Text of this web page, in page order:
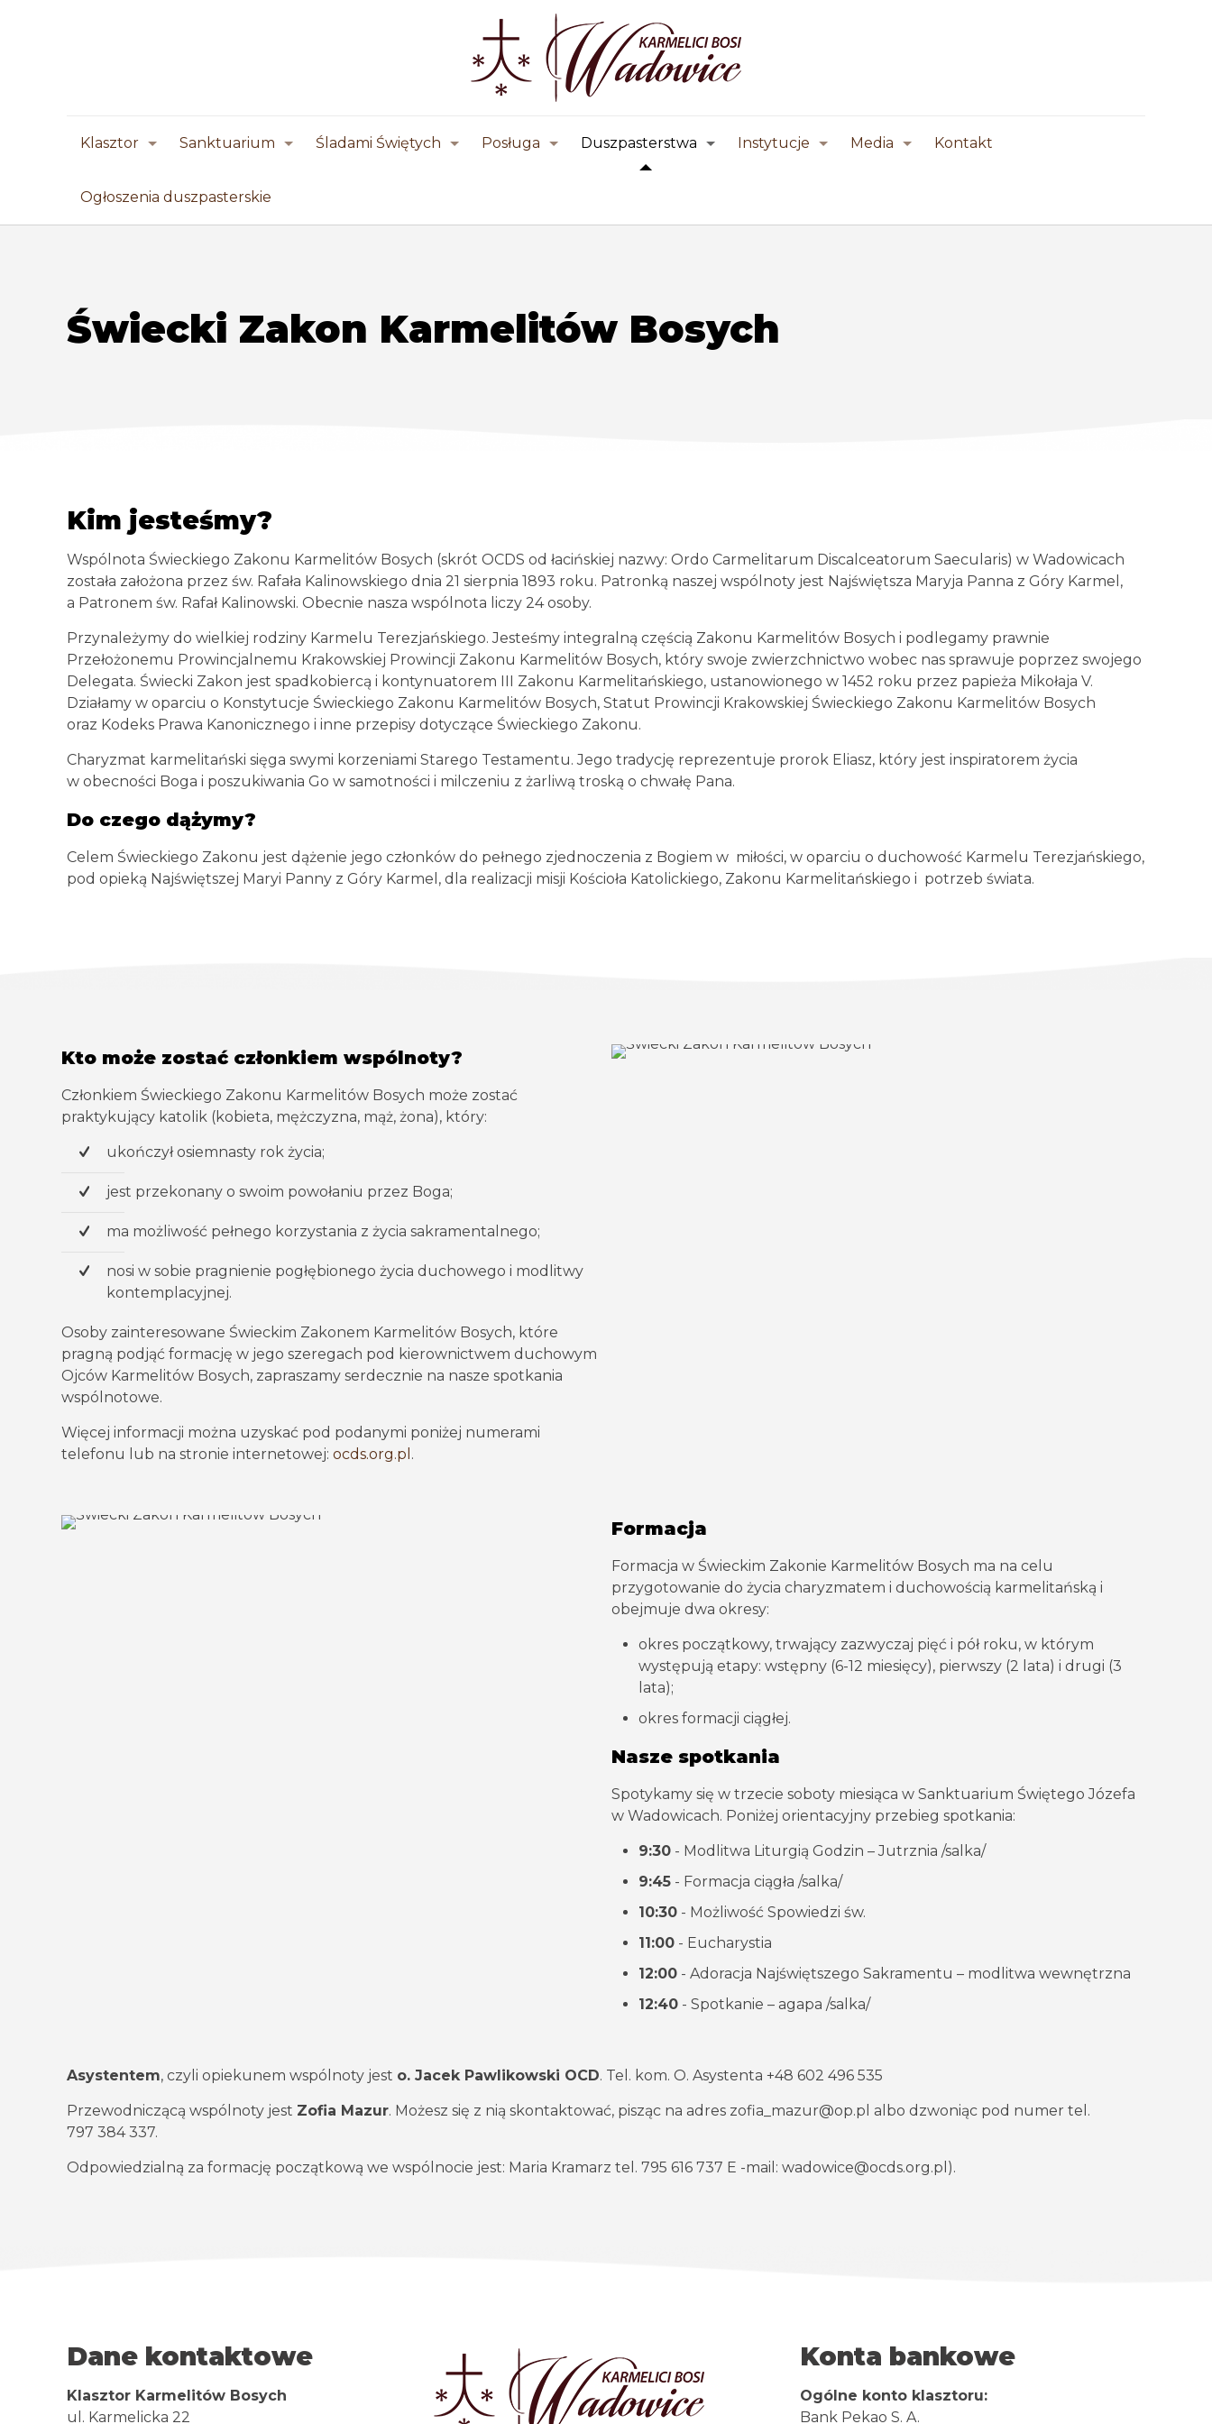
Klasztor Sanktuarium Śladami Świętych Posługa Duszpasterstwa Instytucje Media Kontakt
Ogłoszenia duszpasterskie
Świecki Zakon Karmelitów Bosych
Kim jesteśmy?
Wspólnota Świeckiego Zakonu Karmelitów Bosych (skrót OCDS od łacińskiej nazwy: Ordo Carmelitarum Discalceatorum Saecularis) w Wadowicach
została założona przez św. Rafała Kalinowskiego dnia 21 sierpnia 1893 roku. Patronką naszej wspólnoty jest Najświętsza Maryja Panna z Góry Karmel,
a Patronem św. Rafał Kalinowski. Obecnie nasza wspólnota liczy 24 osoby.
Przynależymy do wielkiej rodziny Karmelu Terezjańskiego. Jesteśmy integralną częścią Zakonu Karmelitów Bosych i podlegamy prawnie
Przełożonemu Prowincjalnemu Krakowskiej Prowincji Zakonu Karmelitów Bosych, który swoje zwierzchnictwo wobec nas sprawuje poprzez swojego
Delegata. Świecki Zakon jest spadkobiercą i kontynuatorem III Zakonu Karmelitańskiego, ustanowionego w 1452 roku przez papieża Mikołaja V.
Działamy w oparciu o Konstytucje Świeckiego Zakonu Karmelitów Bosych, Statut Prowincji Krakowskiej Świeckiego Zakonu Karmelitów Bosych
oraz Kodeks Prawa Kanonicznego i inne przepisy dotyczące Świeckiego Zakonu.
Charyzmat karmelitański sięga swymi korzeniami Starego Testamentu. Jego tradycję reprezentuje prorok Eliasz, który jest inspiratorem życia
w obecności Boga i poszukiwania Go w samotności i milczeniu z żarliwą troską o chwałę Pana.
Do czego dążymy?
Celem Świeckiego Zakonu jest dążenie jego członków do pełnego zjednoczenia z Bogiem w miłości, w oparciu o duchowość Karmelu Terezjańskiego,
pod opieką Najświętszej Maryi Panny z Góry Karmel, dla realizacji misji Kościoła Katolickiego, Zakonu Karmelitańskiego i potrzeb świata.
Kto może zostać członkiem wspólnoty?
Członkiem Świeckiego Zakonu Karmelitów Bosych może zostać
praktykujący katolik (kobieta, mężczyzna, mąż, żona), który:
ukończył osiemnasty rok życia;
jest przekonany o swoim powołaniu przez Boga;
ma możliwość pełnego korzystania z życia sakramentalnego;
nosi w sobie pragnienie pogłębionego życia duchowego i modlitwy
kontemplacyjnej.
Osoby zainteresowane Świeckim Zakonem Karmelitów Bosych, które
pragną podjąć formację w jego szeregach pod kierownictwem duchowym
Ojców Karmelitów Bosych, zapraszamy serdecznie na nasze spotkania
wspólnotowe.
Więcej informacji można uzyskać pod podanymi poniżej numerami
telefonu lub na stronie internetowej:ocds.org.pl .
Formacja
Formacja w Świeckim Zakonie Karmelitów Bosych ma na celu
przygotowanie do życia charyzmatem i duchowością karmelitańską i
obejmuje dwa okresy:
okres początkowy, trwający zazwyczaj pięć i pół roku, w którym
występują etapy: wstępny (6-12 miesięcy), pierwszy (2 lata) i drugi (3
lata);
okres formacji ciągłej.
Nasze spotkania
Spotykamy się w trzecie soboty miesiąca w Sanktuarium Świętego Józefa
w Wadowicach. Poniżej orientacyjny przebieg spotkania:
9:30 - Modlitwa Liturgią Godzin – Jutrznia /salka/
9:45 - Formacja ciągła /salka/
10:30 - Możliwość Spowiedzi św.
11:00 - Eucharystia
12:00 - Adoracja Najświętszego Sakramentu – modlitwa wewnętrzna
12:40 - Spotkanie – agapa /salka/
Asystentem, czyli opiekunem wspólnoty jest o. Jacek Pawlikowski OCD. Tel. kom. O. Asystenta +48 602 496 535
Przewodniczącą wspólnoty jest Zofia Mazur. Możesz się z nią skontaktować, pisząc na adres zofia_mazur@op.pl albo dzwoniąc pod numer tel.
797 384 337.
Odpowiedzialną za formację początkową we wspólnocie jest: Maria Kramarz tel. 795 616 737 E -mail:wadowice@ocds.org.pl ).
Dane kontaktowe
Klasztor Karmelitów Bosych
ul. Karmelicka 22
Konta bankowe
Ogólne konto klasztoru:
Bank Pekao S. A.